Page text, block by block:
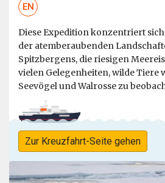
EN
Diese Expedition konzentriert
der atemberaubenden
Spitzbergens, die riesigen
vielen Gelegenheiten, wilde Tiere
Seevögel und Walrosse zu
Zur Kreuzfahrt-Seite gehen